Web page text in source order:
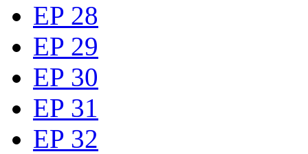
EP 28
EP 29
EP 30
EP 31
EP 32